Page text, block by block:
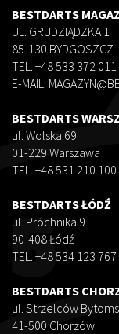
BESTDARTS
UL. GRUDZIĄDZKA 1
85-130 BYDGOSZCZ
TEL. +48 533 372 011
E-MAIL:
BESTDARTS
ul. Wolska 69
01-229 Warszawa
TEL. +48 531 210
BESTDARTS ŁÓDŹ
ul. Próchnika 9
90-408 Łódź
TEL. +48 534 123 767
BESTDARTS
ul. Strzelców
41-500 Chorzów